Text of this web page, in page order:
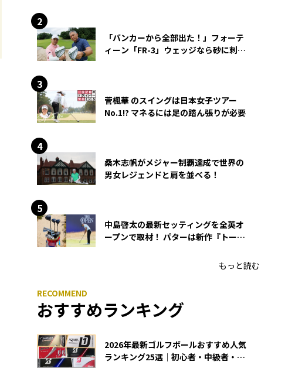
「バンカーから全部出た！」フォーテ
ィーン「FR-3」ウェッジなら砂に刺さ
菅楓華 のスイングは日本女子ツアー
No.1!? マネるには足の踏ん張りが必要
桑木志帆がメジャー制覇達成で世界の
男女レジェンドと肩を並べる！
中島啓太の最新セッティングを全英オ
ープンで取材！ パターは新作『トーチ
もっと読む
おすすめランキング
2026年最新ゴルフボールおすすめ人気
ランキング25選｜初心者・中級者・上